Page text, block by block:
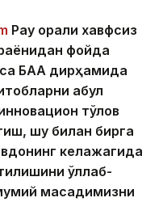
Pay орқали хавфсиз
фойда
БАА дирҳамида
қабул
тўлов
шу билан бирга
келажагида
қўллаб-
мақсадимизни